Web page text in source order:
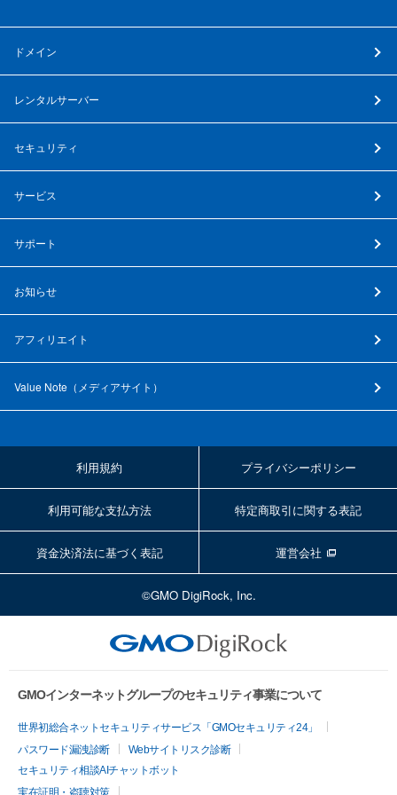
ドメイン
レンタルサーバー
セキュリティ
サービス
サポート
お知らせ
アフィリエイト
Value Note（ メディアサイト ）
利用規約 プライバシーポリシー
利用可能な支払方法 特定商取引に関する表記
資金決済法に基づく表記 運営会社
©GMO DigiRock, Inc.
GMOインターネットグループのセキュリティ事業について
世界初総合ネットセキュリティサービス「GMOセキュリティ24」
パスワード漏洩診断
Webサイトリスク診断
セキュリティ相談AIチャットボット
実在証明・盗聴対策